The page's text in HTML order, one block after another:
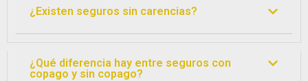
¿Existen seguros sin carencias?
¿Qué diferencia hay entre seguros con
copago y sin copago?